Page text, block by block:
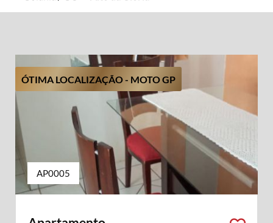
ÓTIMA LOCALIZAÇÃO - MOTO GP
AP0005